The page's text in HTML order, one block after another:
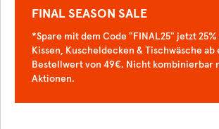
FINAL SEASON SALE
*Spare mit dem Code "FINAL25" jetzt
Kissen, Kuscheldecken & Tischwäsche ab
Bestellwert von 49€. Nicht kombinierbar
Aktionen.